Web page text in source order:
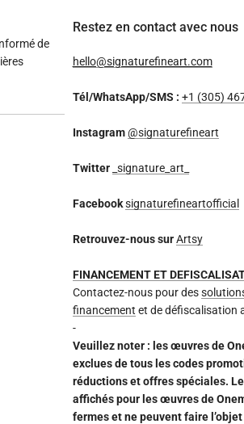
de
Restez en contact avec nous
hello@signaturefineart.com
Tél/WhatsApp/SMS : +1 (305)
Instagram @signaturefineart
Twitter _signature_art_
Facebooksignaturefineartofficial
Retrouvez-nous sur Artsy
FINANCEMENT ET
Contactez-nous pour des
financement et de défiscalisation
-
Veuillez noter : les œuvres de
exclues de tous les codes
réductions et offres spéciales.
affichés pour les œuvres de
fermes et ne peuvent faire l’objet